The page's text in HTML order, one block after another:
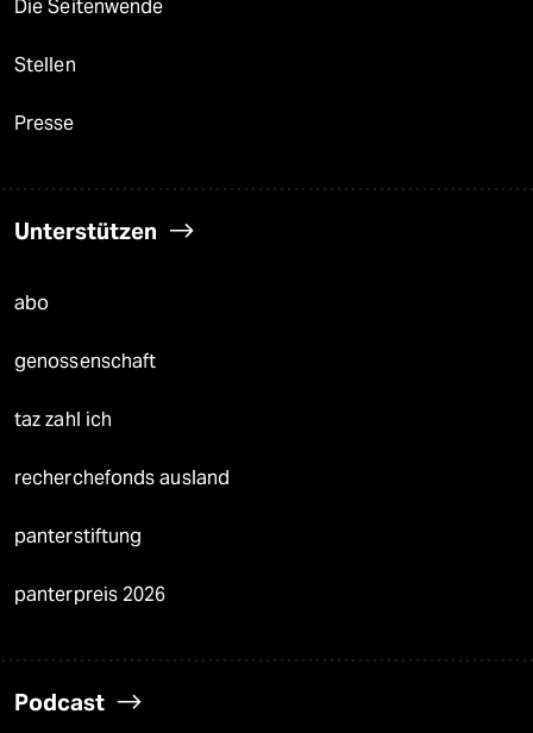
Die Seitenwende
Stellen
Presse
Unterstützen
abo
genossenschaft
taz zahl ich
recherchefonds ausland
panterstiftung
panterpreis 2026
Podcast